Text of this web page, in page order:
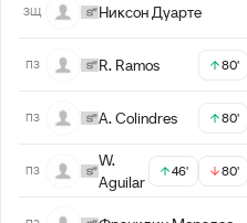
ЗЩ Никсон Дуарте
ПЗ R. Ramos 80'
ПЗ A. Colindres 80'
ПЗ
W.
Aguilar
46' 80'